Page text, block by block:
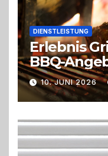
DIENSTLEISTUNG
Erlebnis
BBQ-
perfekten
Trend zu
Live-
10. JUNI 2026